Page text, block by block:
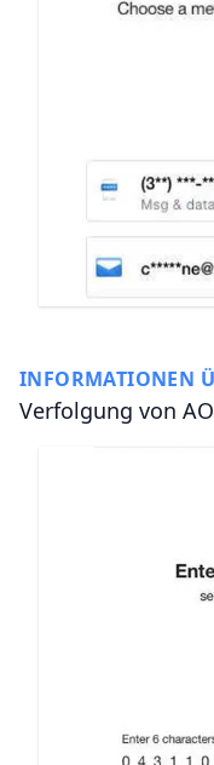
INFORMATIONEN
Verfolgung von